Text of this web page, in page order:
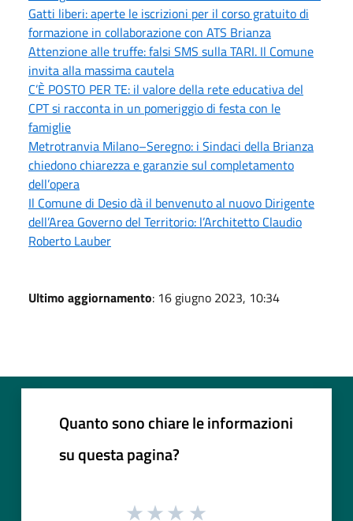
Gatti liberi: aperte le iscrizioni per il corso gratuito di
formazione in collaborazione con ATS Brianza
Attenzione alle truffe: falsi SMS sulla TARI. Il Comune
invita alla massima cautela
C’È POSTO PER TE: il valore della rete educativa del
CPT si racconta in un pomeriggio di festa con le
famiglie
Metrotranvia Milano–Seregno: i Sindaci della Brianza
chiedono chiarezza e garanzie sul completamento
dell’opera
Il Comune di Desio dà il benvenuto al nuovo Dirigente
dell’Area Governo del Territorio: l’Architetto Claudio
Roberto Lauber
Ultimo aggiornamento: 16 giugno 2023, 10:34
Quanto sono chiare le informazioni
su questa pagina?